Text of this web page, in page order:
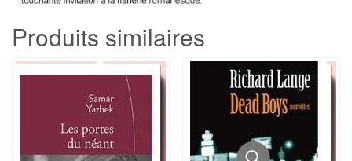
Produits similaires